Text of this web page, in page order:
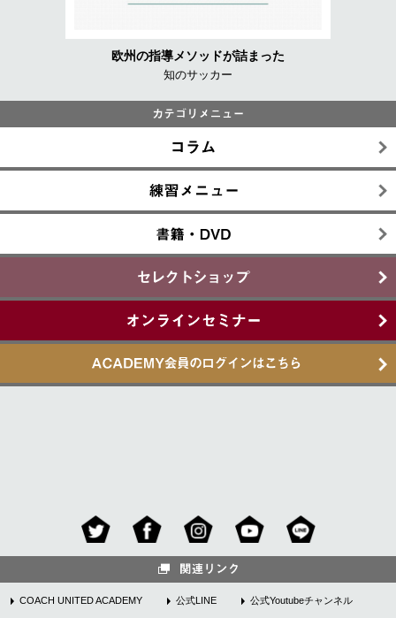
欧州の指導メソッドが詰まった
知のサッカー
COACH UNITED ACADEMY 公式LINE 公式Youtubeチャンネル